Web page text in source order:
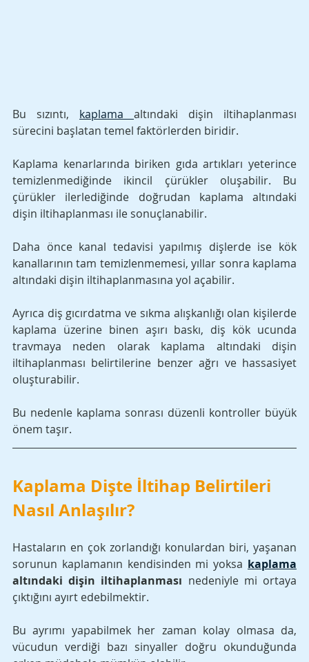
Bu sızıntı, kaplama altındaki dişin iltihaplanması
sürecini başlatan temel faktörlerden biridir.
Kaplama kenarlarında biriken gıda artıkları yeterince
temizlenmediğinde ikincil çürükler oluşabilir. Bu
çürükler ilerlediğinde doğrudan kaplama altındaki
dişin iltihaplanması ile sonuçlanabilir.
Daha önce kanal tedavisi yapılmış dişlerde ise kök
kanallarının tam temizlenmemesi, yıllar sonra kaplama
altındaki dişin iltihaplanmasına yol açabilir.
Ayrıca diş gıcırdatma ve sıkma alışkanlığı olan kişilerde
kaplama üzerine binen aşırı baskı, diş kök ucunda
travmaya neden olarak kaplama altındaki dişin
iltihaplanması belirtilerine benzer ağrı ve hassasiyet
oluşturabilir.
Bu nedenle kaplama sonrası düzenli kontroller büyük
önem taşır.
Kaplama Dişte İltihap Belirtileri
Nasıl Anlaşılır?
Hastaların en çok zorlandığı konulardan biri, yaşanan
sorunun kaplamanın kendisinden mi yoksa kaplama
altındaki dişin iltihaplanması nedeniyle mi ortaya
çıktığını ayırt edebilmektir.
Bu ayrımı yapabilmek her zaman kolay olmasa da,
vücudun verdiği bazı sinyaller doğru okunduğunda